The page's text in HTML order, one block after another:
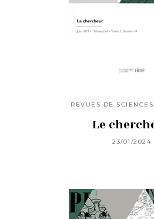
REVUES DE
Le
23/01/2024